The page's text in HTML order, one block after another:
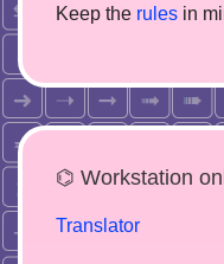
Keep the rules in
⌬ Workstation
Translator